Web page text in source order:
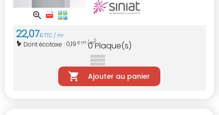
22,07€TTC / m2
Dont écotaxe : 0,19 € HT / m2
0Plaque(s)
Ajouter au panier